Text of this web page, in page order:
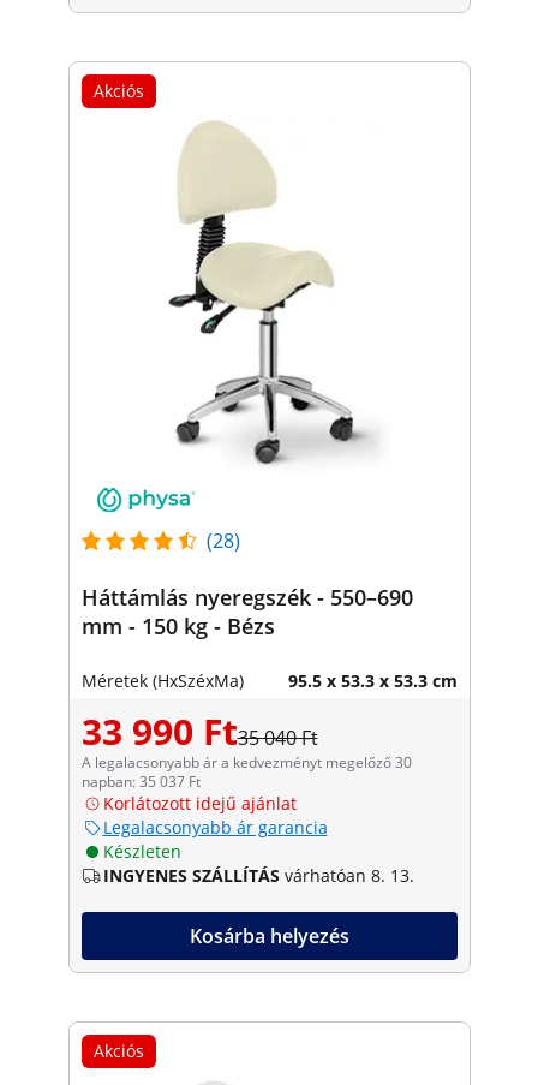
Akciós
(28)
Háttámlás nyeregszék - 550–690
mm - 150 kg - Bézs
Méretek (HxSzéxMa) 95.5 x 53.3 x 53.3 cm
33 990 Ft35 040 Ft
A legalacsonyabb ár a kedvezményt megelőző 30
napban: 35 037 Ft
Korlátozott idejű ajánlat
Legalacsonyabb ár garancia
Készleten
INGYENES SZÁLLÍTÁS várhatóan 8. 13.
Kosárba helyezés
Akciós